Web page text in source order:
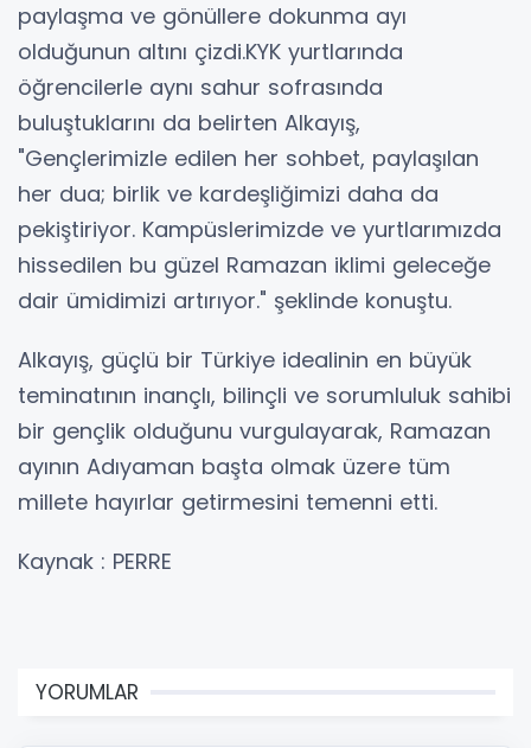
paylaşma ve gönüllere dokunma ayı
olduğunun altını çizdi.KYK yurtlarında
öğrencilerle aynı sahur sofrasında
buluştuklarını da belirten Alkayış,
"Gençlerimizle edilen her sohbet, paylaşılan
her dua; birlik ve kardeşliğimizi daha da
pekiştiriyor. Kampüslerimizde ve yurtlarımızda
hissedilen bu güzel Ramazan iklimi geleceğe
dair ümidimizi artırıyor." şeklinde konuştu.
Alkayış, güçlü bir Türkiye idealinin en büyük
teminatının inançlı, bilinçli ve sorumluluk sahibi
bir gençlik olduğunu vurgulayarak, Ramazan
ayının Adıyaman başta olmak üzere tüm
millete hayırlar getirmesini temenni etti.
Kaynak : PERRE
YORUMLAR